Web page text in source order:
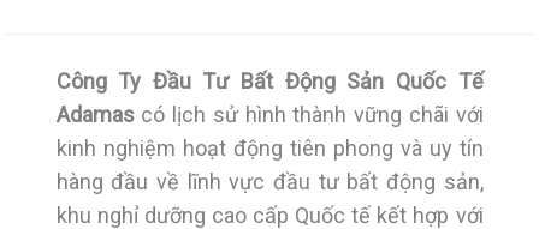
Công Ty Đầu Tư Bất Động Sản Quốc Tế
Adamascó lịch sử hình thành vững chãi với
kinh nghiệm hoạt động tiên phong và uy tín
hàng đầu về lĩnh vực đầu tư bất động sản,
khu nghỉ dưỡng cao cấp Quốc tế kết hợp với